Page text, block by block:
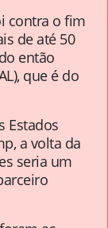
contra o fim
de até 50
então
que é do
Estados
a volta da
seria um